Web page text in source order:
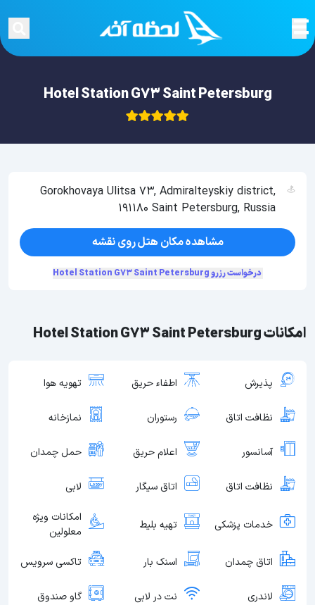
Hotel Station G73 Saint Petersburg
امکانات Hotel Station G73 Saint Petersburg
پذیرش اطفاء حریق تهویه هوا
نظافت اتاق رستوران نمازخانه
آسانسور اعلام حریق حمل چمدان
نظافت اتاق اتاق سیگار لابی
خدمات پزشکی تهیه بلیط
امکانات ویژه
معلولین
اتاق چمدان اسنک بار تاکسی سرویس
لاندری نت در لابی گاو صندوق
Gorokhovaya Ulitsa 73, Admiralteyskiy district,
191180 Saint Petersburg, Russia
مشاهده مکان هتل روی نقشه
درخواست رزرو Hotel Station G73 Saint Petersburg